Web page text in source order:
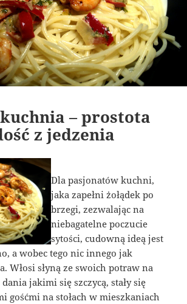
– prostota
z jedzenia
Dla pasjonatów kuchni,
jaka zapełni żołądek po
brzegi, zezwalając na
niebagatelne poczucie
sytości, cudowną ideą jest
a wobec tego nic innego jak
Włosi słyną ze swoich potraw na
dania jakimi się szczycą, stały się
gośćmi na stołach w mieszkaniach